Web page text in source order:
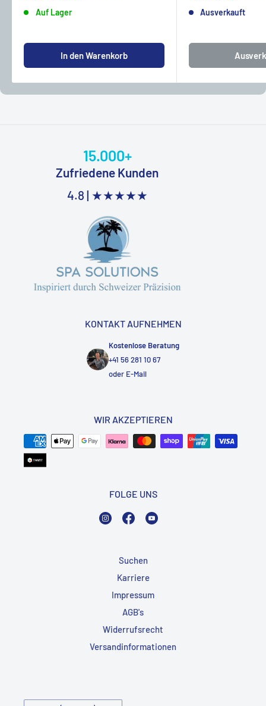
Auf Lager
In den Warenkorb
Ausverkauft
15.000+
Zufriedene Kunden
4.8 | ★★★★★
KONTAKT AUFNEHMEN
Kostenlose Beratung
+41 56 281 10 67
oder E-Mail
WIR AKZEPTIEREN
FOLGE UNS
InstagramFacebook
Suchen
Karriere
Impressum
AGB's
Widerrufsrecht
Versandinformationen